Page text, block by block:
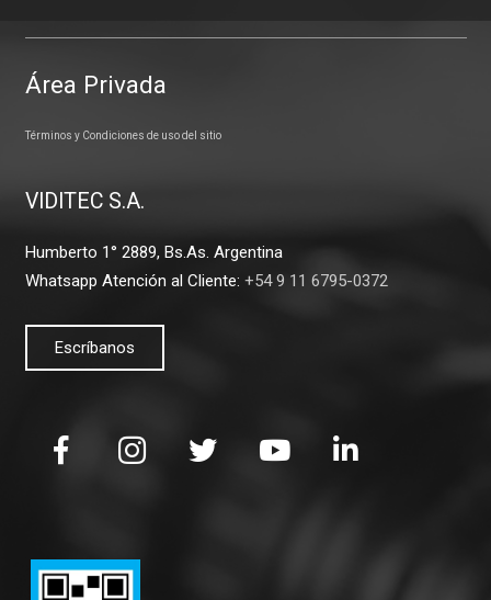
Área Privada
Términos y Condiciones de uso del sitio
VIDITEC S.A.
Humberto 1° 2889, Bs.As. Argentina
Whatsapp Atención al Cliente: +54 9 11 6795-0372
Escríbanos